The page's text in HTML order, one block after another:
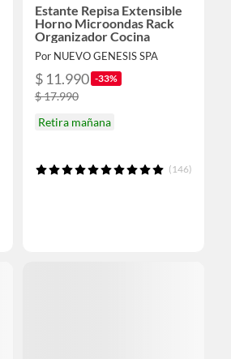
Estante Repisa Extensible
Horno Microondas Rack
Organizador Cocina
Por NUEVO GENESIS SPA
$ 11.990 -33%
$ 17.990
Retira mañana
(146)